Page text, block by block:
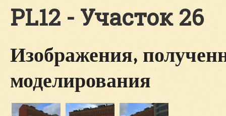
PL12 - Участок 26
Изображения,
моделирования